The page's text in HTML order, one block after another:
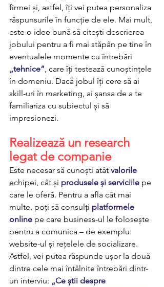
firmei și, astfel, îți vei putea personaliza
răspunsurile în funcție de ele. Mai mult,
este o idee bună să citești descrierea
jobului pentru a fi mai stăpân pe tine în
eventualele momente cu întrebări
„tehnice” , care îți testează cunoștințele
în domeniu. Dacă jobul îți cere să ai
skill-uri în marketing, ai șansa de a te
familiariza cu subiectul și să
impresionezi.
Realizează un research
legat de companie
Este necesar să cunoști atât valorile
echipei, cât și produsele și serviciile pe
care le oferă. Pentru a afla cât mai
multe, poți să consulți platformele
online pe care business-ul le folosește
pentru a comunica – de exemplu:
website-ul și rețelele de socializare.
Astfel, vei putea răspunde ușor la două
dintre cele mai întâlnite întrebări dintr-
un interviu: „Ce știi despre